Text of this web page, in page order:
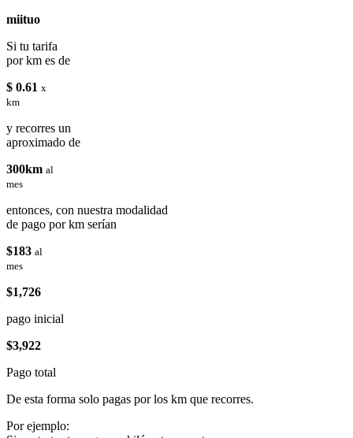
miituo
Si tu tarifa
por km es de
$ 0.61 x
km
y recorres un
aproximado de
300km al
mes
entonces, con nuestra modalidad
de pago por km serían
$183 al
mes
$1,726
pago inicial
$3,922
Pago total
De esta forma solo pagas por los km que recorres.
Por ejemplo: